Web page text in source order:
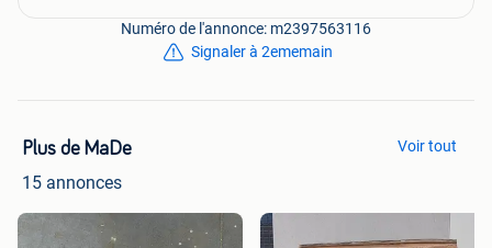
Numéro de l'annonce: m2397563116
Signaler à 2ememain
Plus de MaDe
15 annonces
Voir tout